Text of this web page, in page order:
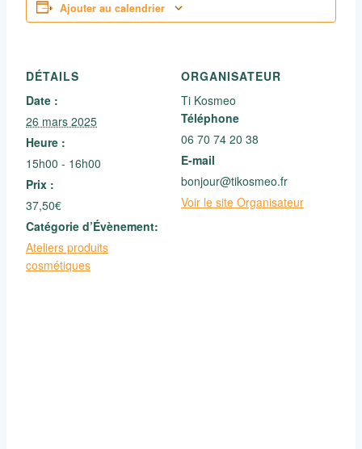
Ajouter au calendrier
DÉTAILS
Date :
26 mars 2025
Heure :
15h00 - 16h00
Prix :
37,50€
Catégorie d’Évènement:
Ateliers produits
cosmétiques
ORGANISATEUR
Ti Kosmeo
Téléphone
06 70 74 20 38
E-mail
bonjour@tikosmeo.fr
Voir le site Organisateur